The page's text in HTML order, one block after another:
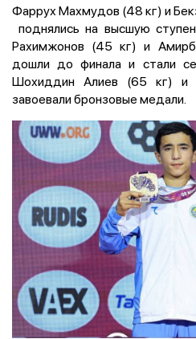
Фаррух Махмудов (48 кг) и
поднялись на высшую
Рахимжонов (45 кг) и
дошли до финала и стали
Шохиддин Алиев (65 кг) и
завоевали бронзовые медали.